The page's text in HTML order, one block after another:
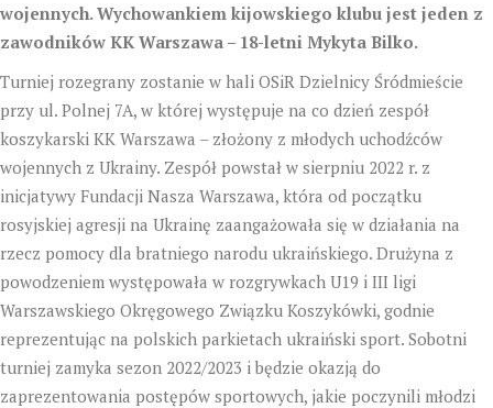
wojennych. Wychowankiem kijowskiego klubu jest jeden z
zawodników KK Warszawa – 18-letni Mykyta Bilko.
Turniej rozegrany zostanie w hali OSiR Dzielnicy Śródmieście
przy ul. Polnej 7A, w której występuje na co dzień zespół
koszykarski KK Warszawa – złożony z młodych uchodźców
wojennych z Ukrainy. Zespół powstał w sierpniu 2022 r. z
inicjatywy Fundacji Nasza Warszawa, która od początku
rosyjskiej agresji na Ukrainę zaangażowała się w działania na
rzecz pomocy dla bratniego narodu ukraińskiego. Drużyna z
powodzeniem występowała w rozgrywkach U19 i III ligi
Warszawskiego Okręgowego Związku Koszykówki, godnie
reprezentując na polskich parkietach ukraiński sport. Sobotni
turniej zamyka sezon 2022/2023 i będzie okazją do
zaprezentowania postępów sportowych, jakie poczynili młodzi